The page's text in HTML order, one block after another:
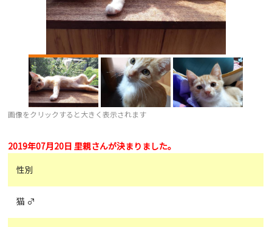
画像をクリックすると大きく表示されます
2019年07月20日 里親さんが決まりました。
性別
猫 ♂